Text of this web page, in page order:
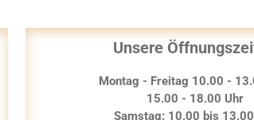
Unsere
Montag - Freitag 10.00 -
15.00 - 18.00 Uhr
Samstag: 10.00 bis